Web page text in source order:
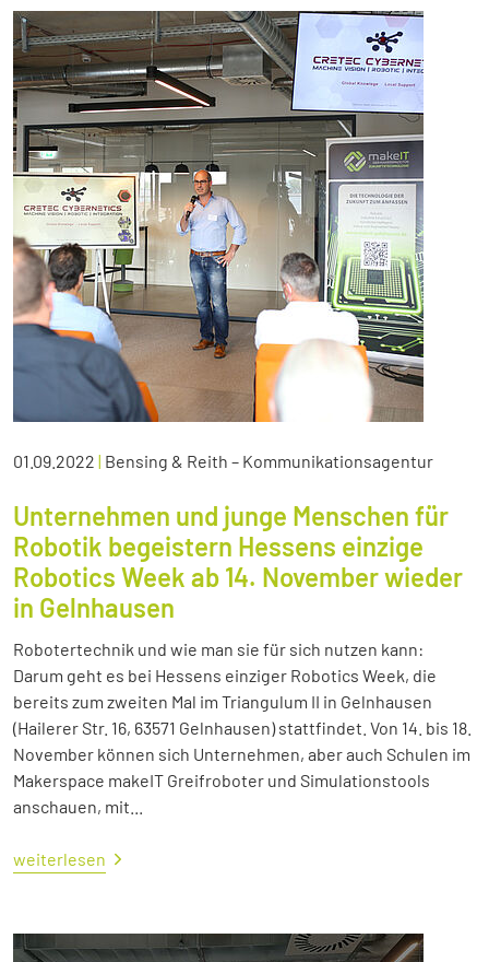
01.09.2022 | Bensing & Reith – Kommunikationsagentur
Unternehmen und junge Menschen für
Robotik begeistern Hessens einzige
Robotics Week ab 14. November wieder
in Gelnhausen
Robotertechnik und wie man sie für sich nutzen kann:
Darum geht es bei Hessens einziger Robotics Week, die
bereits zum zweiten Mal im Triangulum II in Gelnhausen
(Hailerer Str. 16, 63571 Gelnhausen) stattfindet. Von 14. bis 18.
November können sich Unternehmen, aber auch Schulen im
Makerspace makeIT Greifroboter und Simulationstools
anschauen, mit...
weiterlesen